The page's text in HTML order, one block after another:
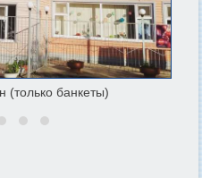
(только банкеты)